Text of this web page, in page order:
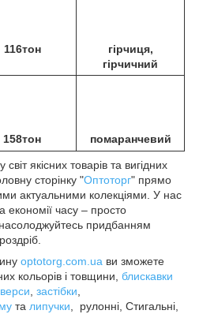
116тон
гірчиця,
гірчичний
158тон помаранчевий
якісних товарів та вигідних
сторінку "Оптоторг" прямо
актуальними колекціями. У нас
економії часу – просто
придбанням
optotorg.com.ua ви зможете
кольорів і товщини, блискавки
, застібки,
та липучки, рулонні, Стигальні,